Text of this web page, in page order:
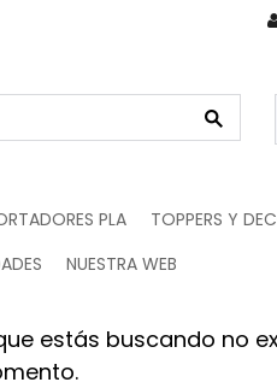
PLA TOPPERS Y
NUESTRA WEB
estás buscando no